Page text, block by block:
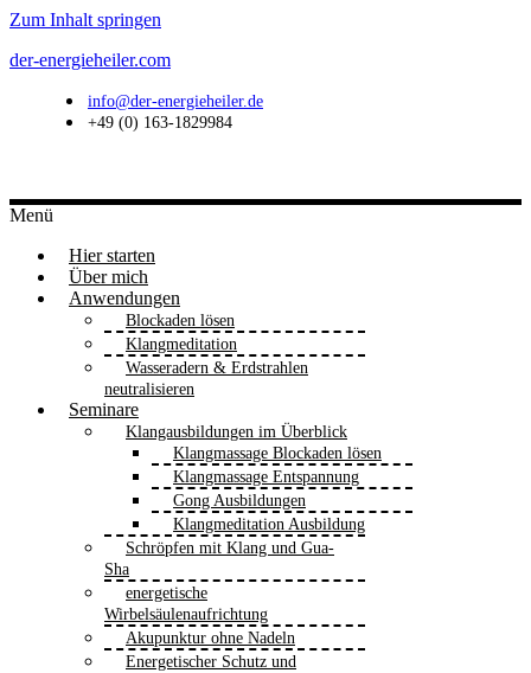
Zum Inhalt springen
der-energieheiler.com
info@der-energieheiler.de
+49 (0) 163-1829984
Menü
Hier starten
Über mich
Anwendungen
Blockaden lösen
Klangmeditation
Wasseradern & Erdstrahlen
neutralisieren
Seminare
Klangausbildungen im Überblick
Klangmassage Blockaden lösen
Klangmassage Entspannung
Gong Ausbildungen
Klangmeditation Ausbildung
Schröpfen mit Klang und Gua-
Sha
energetische
Wirbelsäulenaufrichtung
Akupunktur ohne Nadeln
Energetischer Schutz und